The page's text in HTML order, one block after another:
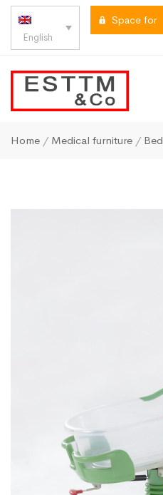
English
Space for
Home / Medical furniture / Bed